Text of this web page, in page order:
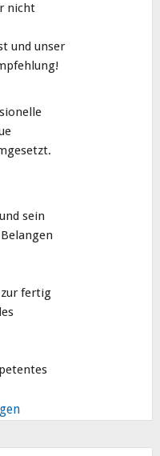
nicht
und unser
sein
fertig